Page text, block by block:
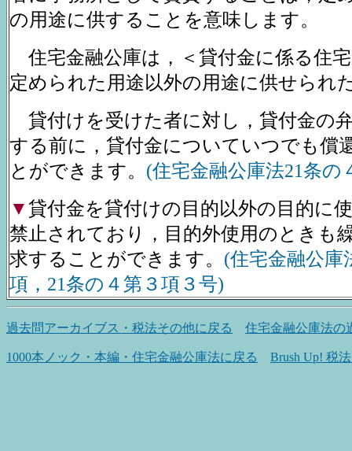
の用途に供することを意味します。
住宅金融公庫は，＜貸付金に係る住宅
定められた用途以外の用途に供せられ
貸付けを受けた者に対し，貸付金の
する前に，貸付金についていつでも償
とができます。 (住宅金融公庫法21条の
▼貸付金を貸付けの目的以外の目的に
禁止されており，目的外使用のときも
求することができます。 (住宅金融公庫
項，21条の４第３項３号)
過去問アーカイブス・税法その他に戻る 住宅金融公庫法の
1000本ノック・本編・住宅金融公庫法に戻る Brush Up! 税